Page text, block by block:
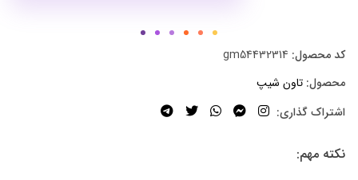
کد محصول:
محصول: تاون شیپ
اشتراک گذاری:
نکته مهم: